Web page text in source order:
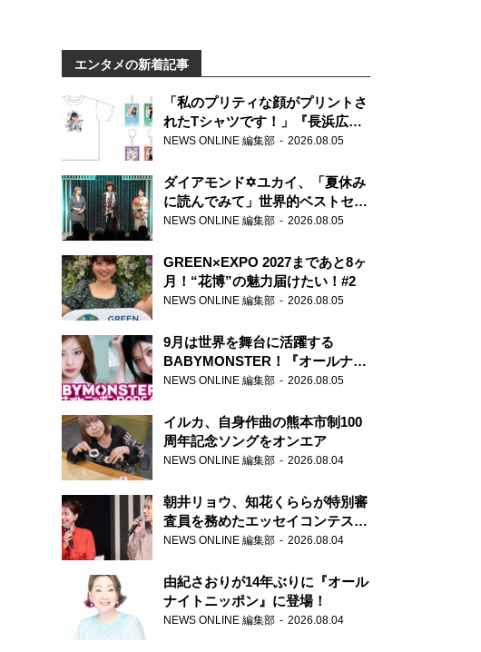
エンタメの新着記事
「私のプリティな顔がプリントさ
れたTシャツです！」『長浜広奈
天下無双』初の番組グッズ発売
NEWS ONLINE 編集部 2026.08.05
ダイアモンド✡ユカイ、「夏休み
に読んでみて」世界的ベストセラ
ー『アナスタシア』を紹介
NEWS ONLINE 編集部 2026.08.05
GREEN×EXPO 2027まであと8ヶ
月！“花博”の魅力届けたい！#2
NEWS ONLINE 編集部 2026.08.05
9月は世界を舞台に活躍する
BABYMONSTER！『オールナイ
トニッポンPODCAST』月替わり
NEWS ONLINE 編集部 2026.08.05
イルカ、自身作曲の熊本市制100
周年記念ソングをオンエア
NEWS ONLINE 編集部 2026.08.04
朝井リョウ、知花くららが特別審
査員を務めたエッセイコンテスト
の特別番組「#いまあなたに伝え
NEWS ONLINE 編集部 2026.08.04
由紀さおりが14年ぶりに『オール
ナイトニッポン』に登場！
NEWS ONLINE 編集部 2026.08.04